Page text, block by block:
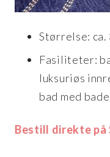
Størrelse: ca.
Fasiliteter:
luksuriøs
bad med
Bestill direkte på